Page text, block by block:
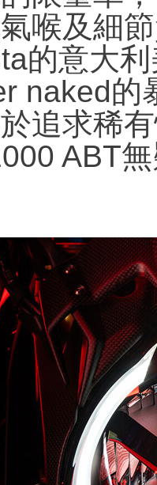
喉及細
的意大
naked的
追求稀
ABT